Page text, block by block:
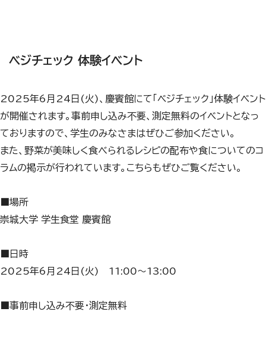
ベジチェック 体験イベント
2025年6月24日(火)、慶賓館にて「ベジチェック」体験イベント
が開催されます。事前申し込み不要、測定無料のイベントとなっ
ておりますので、学生のみなさまはぜひご参加ください。
また、野菜が美味しく食べられるレシピの配布や食についてのコ
ラムの掲示が行われています。こちらもぜひご覧ください。
■場所
崇城大学 学生食堂 慶賓館
■日時
2025年6月24日(火) 11:00～13:00
■事前申し込み不要・測定無料